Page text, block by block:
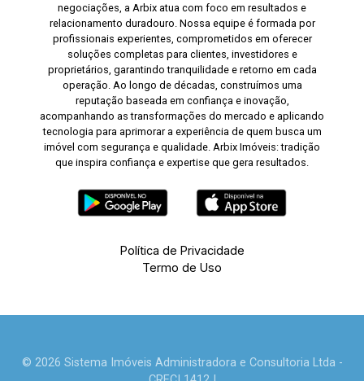
negociações, a Arbix atua com foco em resultados e
relacionamento duradouro. Nossa equipe é formada por
profissionais experientes, comprometidos em oferecer
soluções completas para clientes, investidores e
proprietários, garantindo tranquilidade e retorno em cada
operação. Ao longo de décadas, construímos uma
reputação baseada em confiança e inovação,
acompanhando as transformações do mercado e aplicando
tecnologia para aprimorar a experiência de quem busca um
imóvel com segurança e qualidade. Arbix Imóveis: tradição
que inspira confiança e expertise que gera resultados.
Política de Privacidade
Termo de Uso
© 2026 Sistema Imóveis Administradora e Consultoria Ltda -